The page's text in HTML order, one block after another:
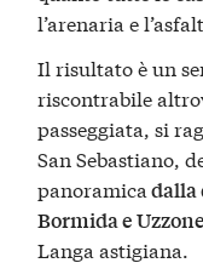
l’arenaria e
Il risultato è un
riscontrabile
passeggiata, si
San Sebastiano,
panoramica dalla
Bormida e Uzzone
Langa astigiana.